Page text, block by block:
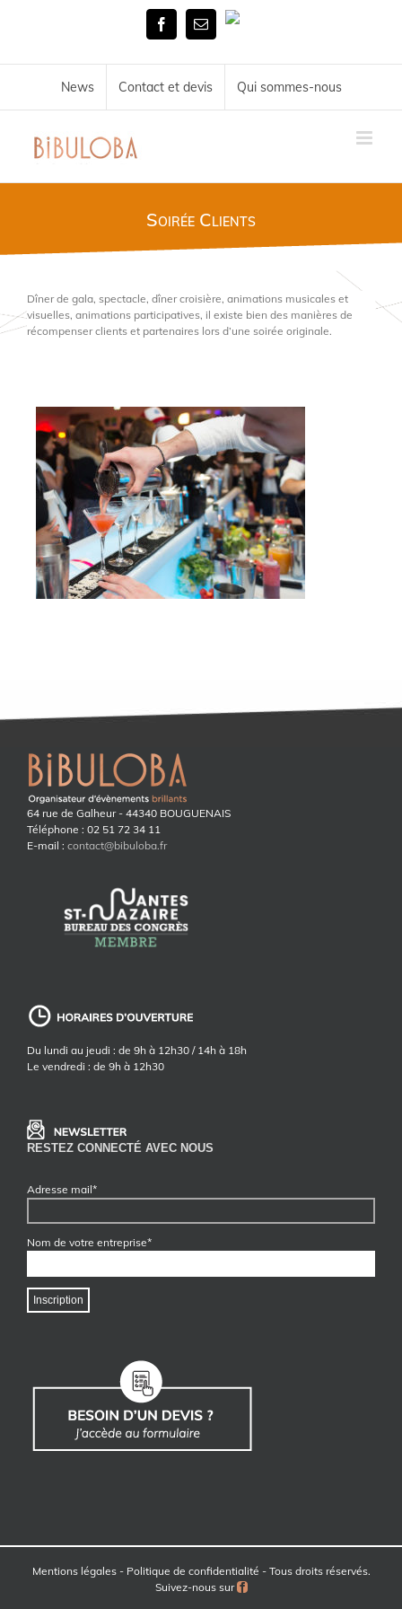
FacebookEmail
Tél.
News Contact et devis Qui sommes-nous
Soirée Clients
Dîner de gala, spectacle, dîner croisière, animations musicales et
visuelles, animations participatives, il existe bien des manières de
récompenser clients et partenaires lors d’une soirée originale.
64 rue de Galheur - 44340 BOUGUENAIS
Téléphone : 02 51 72 34 11
E-mail : contact@bibuloba.fr
Du lundi au jeudi : de 9h à 12h30 / 14h à 18h
Le vendredi : de 9h à 12h30
RESTEZ CONNECTÉ AVEC NOUS
Adresse mail*
Nom de votre entreprise*
Mentions légales- Politique de confidentialité - Tous droits réservés.
Suivez-nous sur
Facebook